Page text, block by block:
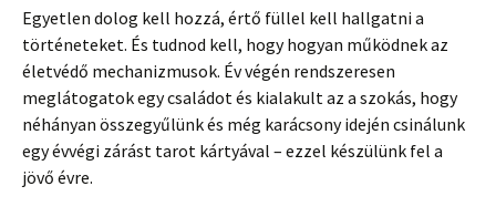
Egyetlen dolog kell hozzá, értő füllel kell hallgatni a
történeteket. És tudnod kell, hogy hogyan működnek az
életvédő mechanizmusok. Év végén rendszeresen
meglátogatok egy családot és kialakult az a szokás, hogy
néhányan összegyűlünk és még karácsony idején csinálunk
egy évvégi zárást tarot kártyával – ezzel készülünk fel a
jövő évre.